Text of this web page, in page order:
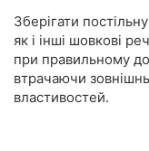
Зберігати
як і інші шовкові
при правильному
втрачаючи
властивостей.